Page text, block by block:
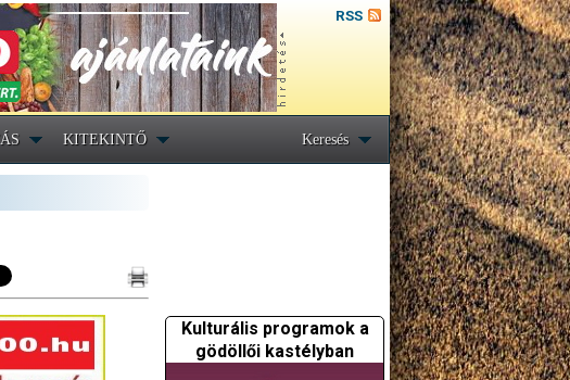
RSS
KITEKINTŐ Keresés
Kulturális programok a
gödöllői kastélyban